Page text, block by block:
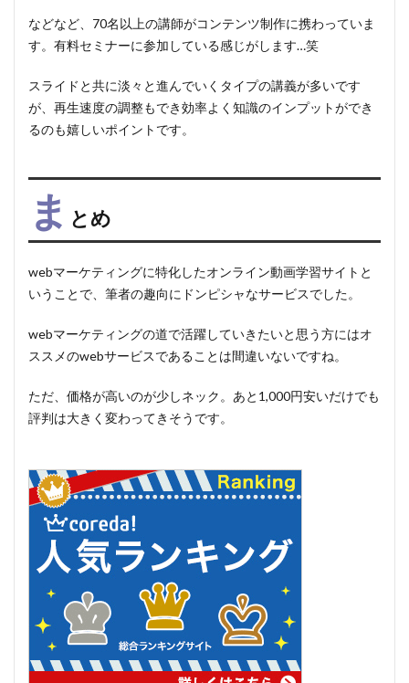
などなど、70名以上の講師がコンテンツ制作に携わっていま
す。有料セミナーに参加している感じがします…笑
スライドと共に淡々と進んでいくタイプの講義が多いです
が、再生速度の調整もでき効率よく知識のインプットができ
るのも嬉しいポイントです。
ま とめ
webマーケティングに特化したオンライン動画学習サイトと
いうことで、筆者の趣向にドンピシャなサービスでした。
webマーケティングの道で活躍していきたいと思う方にはオ
ススメのwebサービスであることは間違いないですね。
ただ、価格が高いのが少しネック。あと1,000円安いだけでも
評判は大きく変わってきそうです。